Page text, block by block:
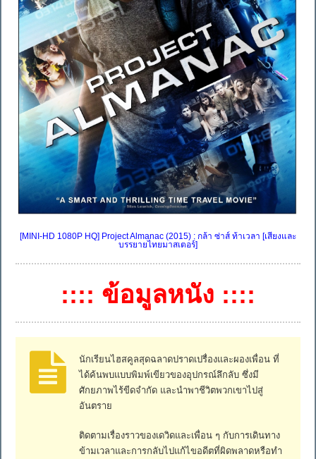
[MINI-HD 1080P HQ] Project Almanac (2015) : กล้า ซ่าส์ ท้าเวลา [เสียงและ
บรรยายไทยมาสเตอร์]
:::: ข้อมูลหนัง ::::
นักเรียนไฮสคูลสุดฉลาดปราดเปรื่องและผองเพื่อน ที่
ได้ค้นพบแบบพิมพ์เขียวของอุปกรณ์ลึกลับ ซึ่งมี
ศักยภาพไร้ขีดจำกัด และนำพาชีวิตพวกเขาไปสู่
อันตราย
ติดตามเรื่องราวของเดวิดและเพื่อน ๆ กับการเดินทาง
ข้ามเวลาและการกลับไปแก้ไขอดีตที่ผิดพลาดหรือทำ